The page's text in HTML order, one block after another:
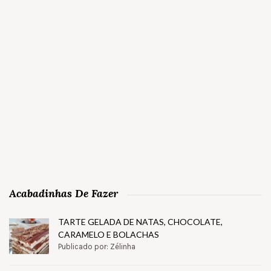
Acabadinhas De Fazer
TARTE GELADA DE NATAS, CHOCOLATE,
CARAMELO E BOLACHAS
Publicado por: Zélinha